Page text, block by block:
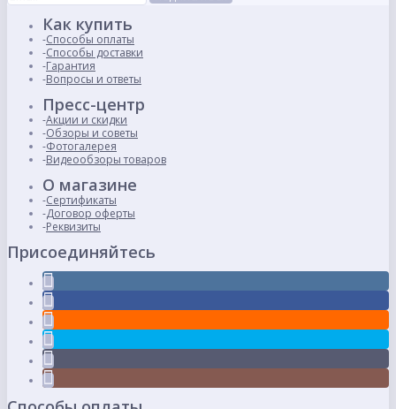
Как купить
Способы оплаты
Способы доставки
Гарантия
Вопросы и ответы
Пресс-центр
Акции и скидки
Обзоры и советы
Фотогалерея
Видеообзоры товаров
О магазине
Сертификаты
Договор оферты
Реквизиты
Присоединяйтесь